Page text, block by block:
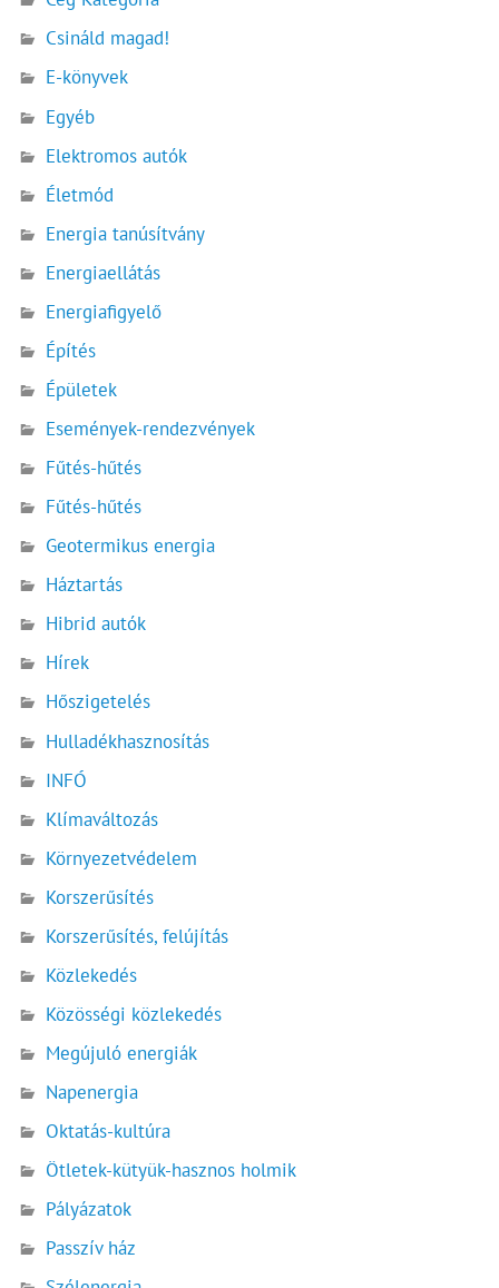
Csináld magad!
E-könyvek
Egyéb
Elektromos autók
Életmód
Energia tanúsítvány
Energiaellátás
Energiafigyelő
Építés
Épületek
Események-rendezvények
Fűtés-hűtés
Fűtés-hűtés
Geotermikus energia
Háztartás
Hibrid autók
Hírek
Hőszigetelés
Hulladékhasznosítás
INFÓ
Klímaváltozás
Környezetvédelem
Korszerűsítés
Korszerűsítés, felújítás
Közlekedés
Közösségi közlekedés
Megújuló energiák
Napenergia
Oktatás-kultúra
Ötletek-kütyük-hasznos holmik
Pályázatok
Passzív ház